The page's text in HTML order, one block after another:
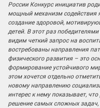
России Конкурс инициатив
мощный механизм содействия
создание здоровой,
детей. В этот раз
видим четкий запрос на
востребованы направления
физического развития – это
формирование устойчивого
этом хочется отдельно
новому направлению
интерес к нему показывает,
решение самых сложных